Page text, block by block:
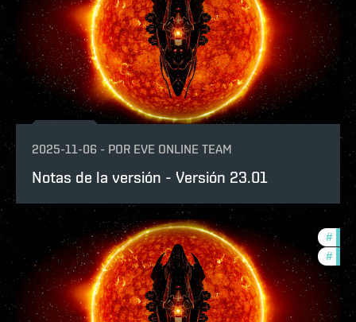
2025-11-06 - POR EVE ONLINE TEAM
Notas de la versión - Versión 23.01
#
#